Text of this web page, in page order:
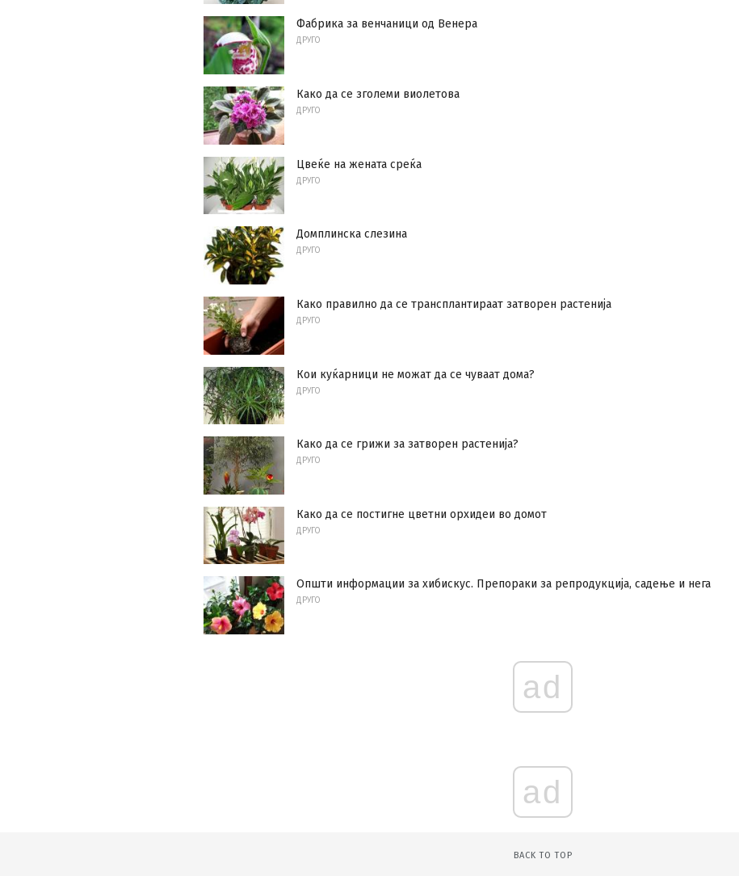
Фабрика за венчаници од Венера
ДРУГО
Како да се зголеми виолетова
ДРУГО
Цвеќе на жената среќа
ДРУГО
Домплинска слезина
ДРУГО
Како правилно да се трансплантираат затворен растенија
ДРУГО
Кои куќарници не можат да се чуваат дома?
ДРУГО
Како да се грижи за затворен растенија?
ДРУГО
Како да се постигне цветни орхидеи во домот
ДРУГО
Општи информации за хибискус. Препораки за репродукција, садење и нега
ДРУГО
ad
ad
BACK TO TOP